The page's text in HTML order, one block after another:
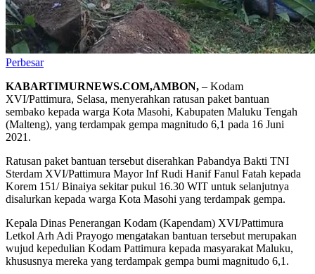
Perbesar
KABARTIMURNEWS.COM,AMBON, – Kodam
XVI/Pattimura, Selasa, menyerahkan ratusan paket bantuan
sembako kepada warga Kota Masohi, Kabupaten Maluku Tengah
(Malteng), yang terdampak gempa magnitudo 6,1 pada 16 Juni
2021.
Ratusan paket bantuan tersebut diserahkan Pabandya Bakti TNI
Sterdam XVI/Pattimura Mayor Inf Rudi Hanif Fanul Fatah kepada
Korem 151/ Binaiya sekitar pukul 16.30 WIT untuk selanjutnya
disalurkan kepada warga Kota Masohi yang terdampak gempa.
Kepala Dinas Penerangan Kodam (Kapendam) XVI/Pattimura
Letkol Arh Adi Prayogo mengatakan bantuan tersebut merupakan
wujud kepedulian Kodam Pattimura kepada masyarakat Maluku,
khususnya mereka yang terdampak gempa bumi magnitudo 6,1.